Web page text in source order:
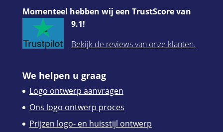
Momenteel hebben wij een TrustScore van
9.1!
Bekijk de reviews van onze klanten.
We helpen u graag
Logo ontwerp aanvragen
Ons logo ontwerp proces
Prijzen logo- en huisstijl ontwerp